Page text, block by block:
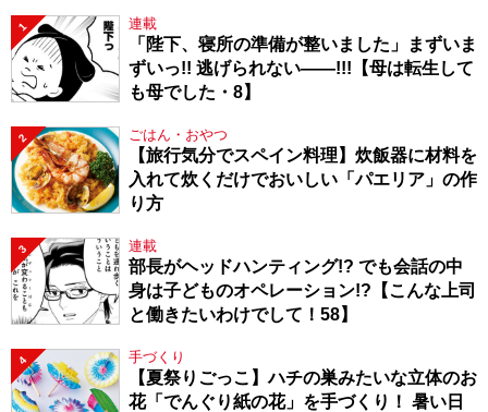
1 連載
「陛下、寝所の準備が整いました」まずいま
ずいっ!! 逃げられない――!!!【母は転生して
も母でした・8】
2 ごはん・おやつ
【旅行気分でスペイン料理】炊飯器に材料を
入れて炊くだけでおいしい「パエリア」の作
り方
3 連載
部長がヘッドハンティング!? でも会話の中
身は子どものオペレーション!?【こんな上司
と働きたいわけでして！58】
4 手づくり
【夏祭りごっこ】ハチの巣みたいな立体のお
花「でんぐり紙の花」を手づくり！ 暑い日